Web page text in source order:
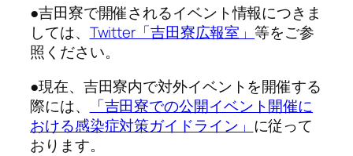
●吉田寮で開催されるイベント情報につきま
しては、 Twitter「吉田寮広報室」等をご参
照ください。
●現在、吉田寮内で対外イベントを開催する
際には、
「吉田寮での公開イベント開催に
おける感染症対策ガイドライン」 に従って
おります。